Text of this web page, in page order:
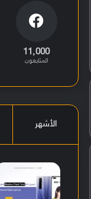
11٬000
المتابعون
الأشهر